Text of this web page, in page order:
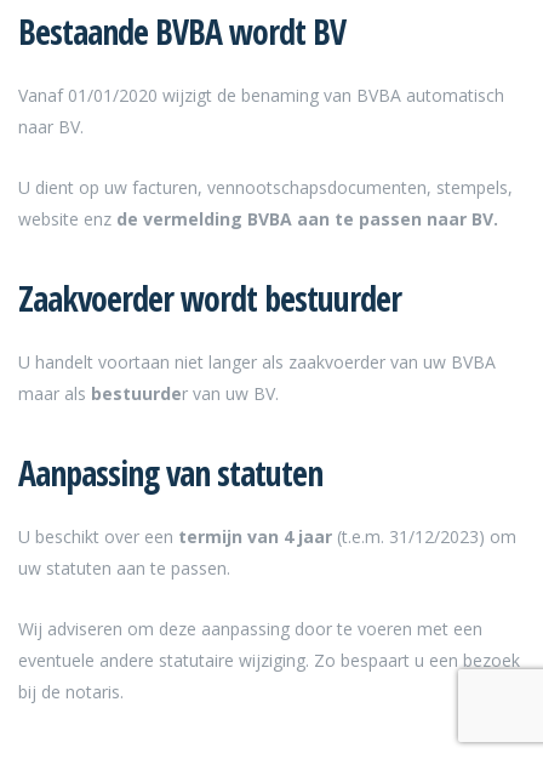
Bestaande BVBA wordt BV
Vanaf 01/01/2020 wijzigt de benaming van BVBA automatisch
naar BV.
U dient op uw facturen, vennootschapsdocumenten, stempels,
website enz de vermelding BVBA aan te passen naar BV.
Zaakvoerder wordt bestuurder
U handelt voortaan niet langer als zaakvoerder van uw BVBA
maar als bestuurder van uw BV.
Aanpassing van statuten
U beschikt over een termijn van 4 jaar (t.e.m. 31/12/2023) om
uw statuten aan te passen.
Wij adviseren om deze aanpassing door te voeren met een
eventuele andere statutaire wijziging. Zo bespaart u een bezoek
bij de notaris.